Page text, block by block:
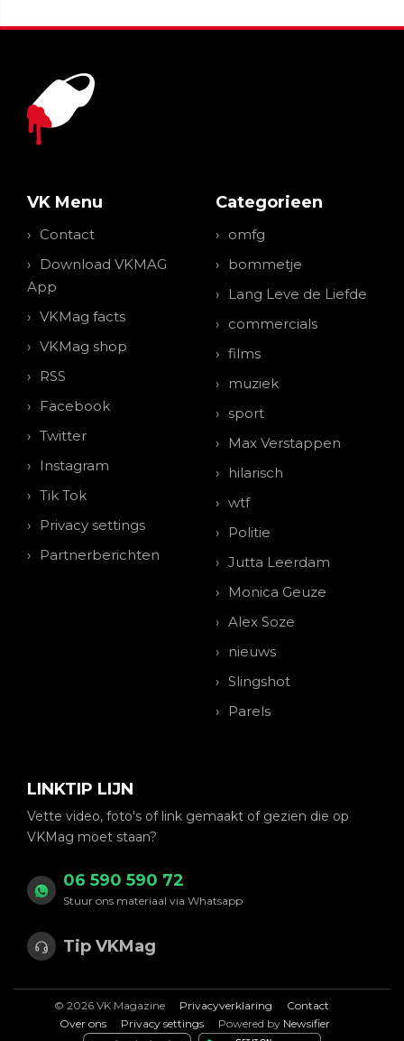
VK Menu
Contact
Download VKMAG
App
VKMag facts
VKMag shop
RSS
Facebook
Twitter
Instagram
Tik Tok
Privacy settings
Partnerberichten
Categorieen
omfg
bommetje
Lang Leve de Liefde
commercials
films
muziek
sport
Max Verstappen
hilarisch
wtf
Politie
Jutta Leerdam
Monica Geuze
Alex Soze
nieuws
Slingshot
Parels
LINKTIP LIJN
Vette video, foto's of link gemaakt of gezien die op
VKMag moet staan?
06 590 590 72
Stuur ons materiaal via Whatsapp
Tip VKMag
© 2026 VK Magazine Privacyverklaring
Contact
Over ons
Privacy settings Powered by Newsifier